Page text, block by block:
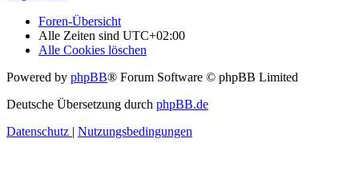
Foren-Übersicht
Alle Zeiten sind UTC+02:00
Alle Cookies löschen
Powered by phpBB® Forum Software © phpBB Limited
Deutsche Übersetzung durch phpBB.de
Datenschutz | Nutzungsbedingungen